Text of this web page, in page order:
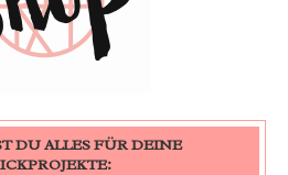
DU ALLES FÜR DEINE